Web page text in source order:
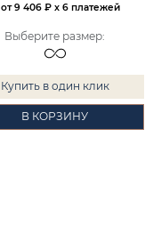
от9 406 ₽x 6 платежей
Выберите размер:
Купить в один клик
В КОРЗИНУ